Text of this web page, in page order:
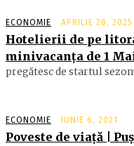
ECONOMIE APRILIE 28, 2025
Hotelierii de pe
minivacanţa de 1
pregătesc de startul
ECONOMIE IUNIE 6, 2021
Poveste de viață |